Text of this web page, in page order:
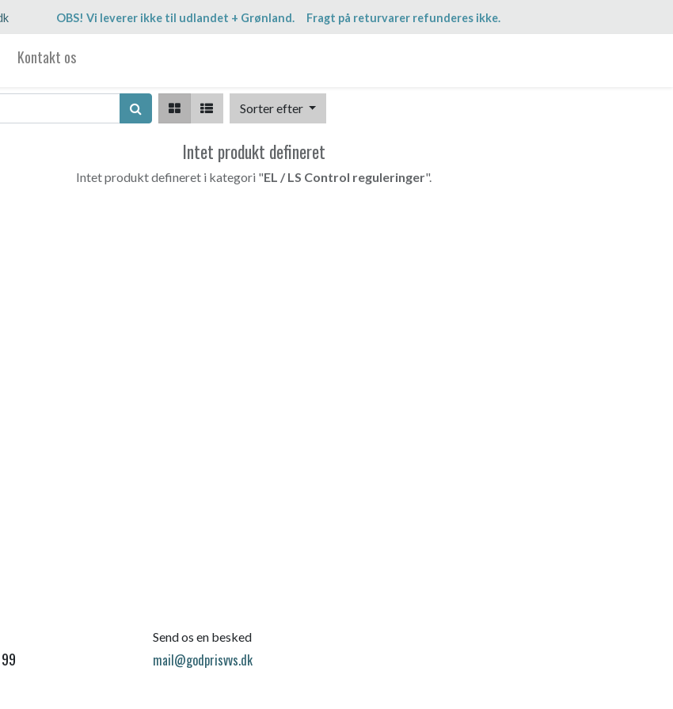
OBS! Vi leverer ikke til udlandet + Grønland. Fragt på returvarer refunderes ikke.
Kontakt os
Sorter efter
Intet produkt defineret
Intet produkt defineret i kategori "EL / LS Control reguleringer".
Send os en besked
mail@godprisvvs.dk